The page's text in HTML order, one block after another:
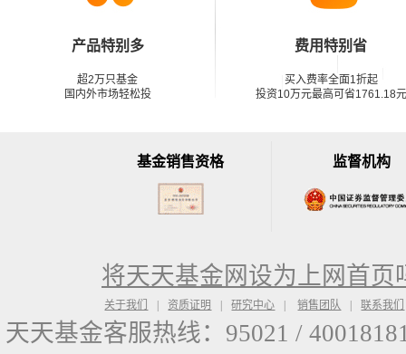
产品特别多
超2万只基金
国内外市场轻松投
费用特别省
买入费率全面1折起
投资10万元最高可省1761.18元
基金销售资格 监督机构
将天天基金网设为上网首页
关于我们 资质证明 研究中心 销售团队 联系我们
天天基金客服热线：95021 /